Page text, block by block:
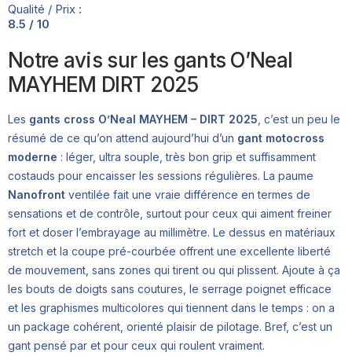
Qualité / Prix :
8.5 / 10
Notre avis sur les gants O’Neal
MAYHEM DIRT 2025
Les gants cross O’Neal MAYHEM – DIRT 2025, c’est un peu le
résumé de ce qu’on attend aujourd’hui d’un gant motocross
moderne : léger, ultra souple, très bon grip et suffisamment
costauds pour encaisser les sessions régulières. La paume
Nanofront ventilée fait une vraie différence en termes de
sensations et de contrôle, surtout pour ceux qui aiment freiner
fort et doser l’embrayage au millimètre. Le dessus en matériaux
stretch et la coupe pré-courbée offrent une excellente liberté
de mouvement, sans zones qui tirent ou qui plissent. Ajoute à ça
les bouts de doigts sans coutures, le serrage poignet efficace
et les graphismes multicolores qui tiennent dans le temps : on a
un package cohérent, orienté plaisir de pilotage. Bref, c’est un
gant pensé par et pour ceux qui roulent vraiment.